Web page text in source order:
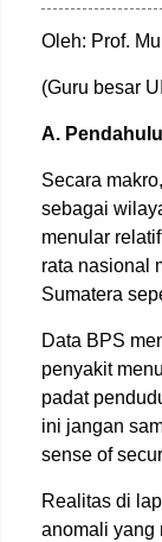
Oleh: Prof.
(Guru besar
A.
Secara
sebagai
menular
rata nasional
Sumatera
Data BPS
penyakit
padat
ini jangan
sense of
Realitas di
anomali yang